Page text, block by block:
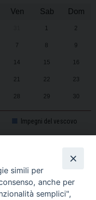
Ven Sab Dom
1 2
7 8 9
14 15 16
21 22 23
28 29 30
Impegni del vescovo
2025-2026
simili per
anche per
semplici",